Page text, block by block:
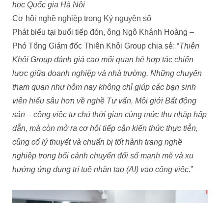
học Quốc gia Hà Nội
Cơ hội nghề nghiệp trong Kỷ nguyên số
Phát biểu tại buổi tiếp đón, ông Ngô Khánh Hoàng –
Phó Tổng Giám đốc Thiên Khôi Group chia sẻ: “Thiên
Khôi Group đánh giá cao mối quan hệ hợp tác chiến
lược giữa doanh nghiệp và nhà trường. Những chuyến
tham quan như hôm nay không chỉ giúp các bạn sinh
viên hiểu sâu hơn về nghề Tư vấn, Môi giới Bất động
sản – công việc tự chủ thời gian cùng mức thu nhập hấp
dẫn, mà còn mở ra cơ hội tiếp cận kiến thức thực tiễn,
củng cố lý thuyết và chuẩn bị tốt hành trang nghề
nghiệp trong bối cảnh chuyển đổi số mạnh mẽ và xu
hướng ứng dụng trí tuệ nhân tạo (AI) vào công việc.”